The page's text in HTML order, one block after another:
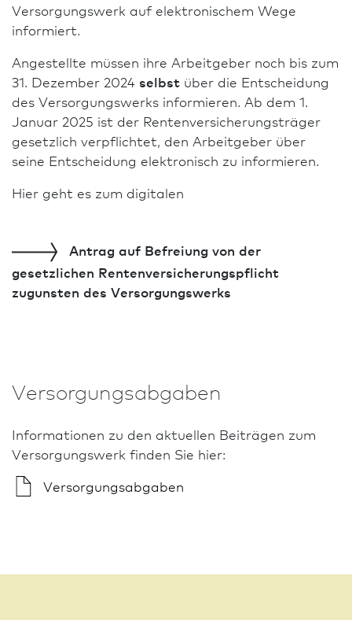
Versorgungswerk auf elektronischem Wege
informiert.
Angestellte müssen ihre Arbeitgeber noch bis zum
31. Dezember 2024 selbst über die Entscheidung
des Versorgungswerks informieren. Ab dem 1.
Januar 2025 ist der Renten­versicherungsträger
gesetzlich verpflichtet, den Arbeitgeber über
seine Entscheidung elektronisch zu informieren.
Hier geht es zum digitalen
Antrag auf Befreiung von der
gesetzlichen Renten­versicherungs­pflicht
zugunsten des Versorgungswerks
Versorgungsabgaben
In­for­ma­tio­nen zu den aktuellen Beiträgen zum
Versorgungswerk finden Sie hier:
Versorgungsabgaben